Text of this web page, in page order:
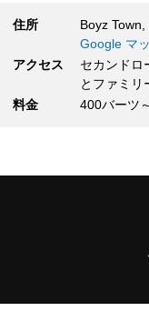
住所
Boyz
Google マ
アクセス
セカンドロ
とファミリ
料金
400バーツ